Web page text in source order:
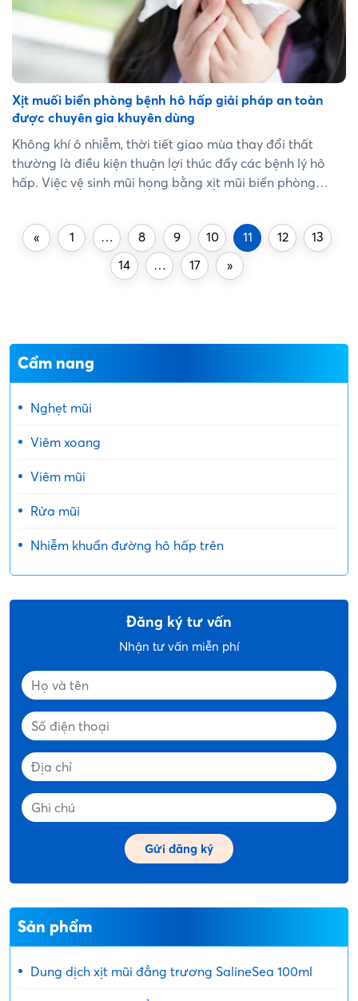
Xịt muối biển phòng bệnh hô hấp giải pháp an toàn
được chuyên gia khuyên dùng
Không khí ô nhiễm, thời tiết giao mùa thay đổi thất
thường là điều kiện thuận lợi thúc đẩy các bệnh lý hô
hấp. Việc vệ sinh mũi họng bằng xịt mũi biển phòng
«
1 … 8 9 10 11 12
13
14
… 17 »
Cẩm nang
Nghẹt mũi
Viêm xoang
Viêm mũi
Rửa mũi
Nhiễm khuẩn đường hô hấp trên
Đăng ký tư vấn
Nhận tư vấn miễn phí
Sản phẩm
Dung dịch xịt mũi đẳng trương SalineSea 100ml